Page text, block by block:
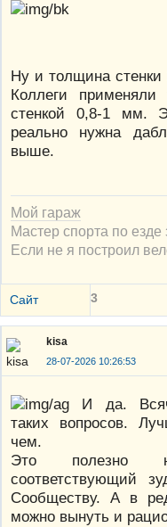
Ну и толщина стенки
Коллеги
стенкой 0,8-1 мм.
реально нужна
выше.
Мой гараж
Мастер спорта по
Если не я построил
Сайт 3
kisa
28-07-2026 10:26:53
И да.
таких вопросов.
чем.
Это полезно
соответствующий
Сообществу. А в
можно вынуть и